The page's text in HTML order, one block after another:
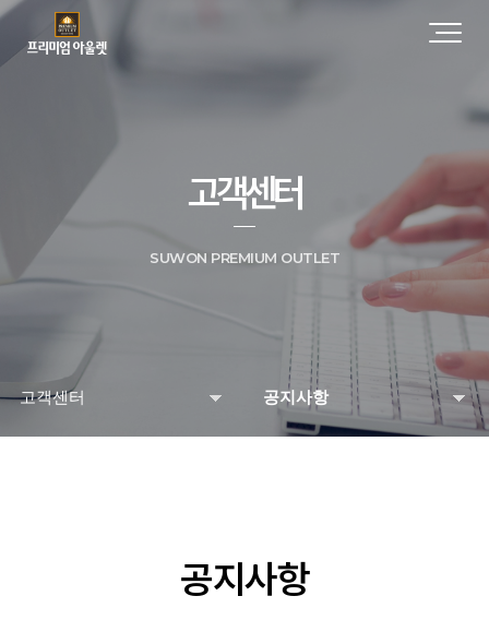
고객센터
SUWON PREMIUM OUTLET
고객센터 공지사항
온라인문의
공지사항